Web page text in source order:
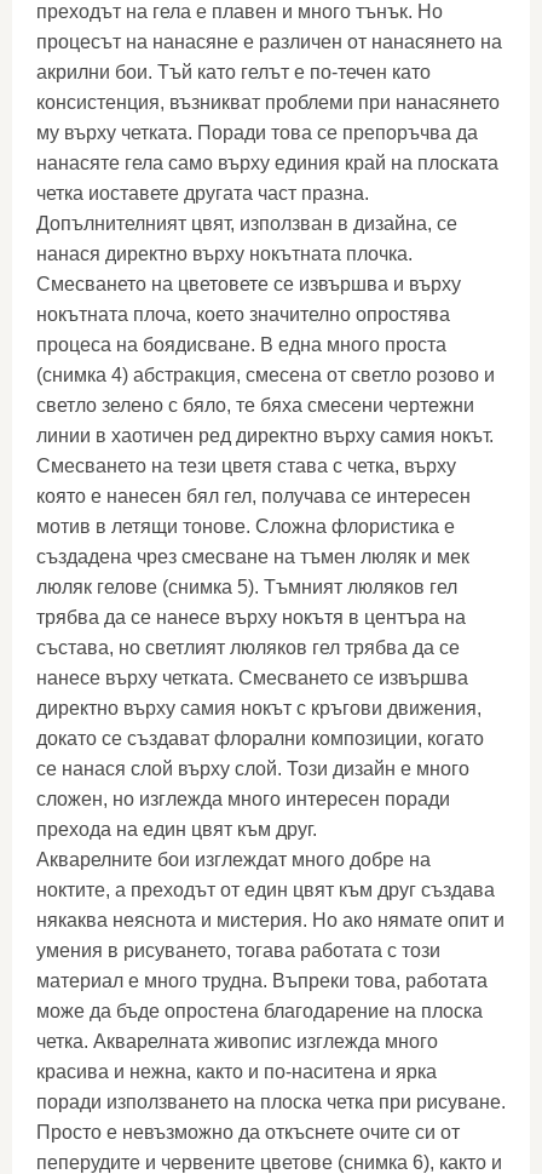
преходът на гела е плавен и много тънък. Но
процесът на нанасяне е различен от нанасянето на
акрилни бои. Тъй като гелът е по-течен като
консистенция, възникват проблеми при нанасянето
му върху четката. Поради това се препоръчва да
нанасяте гела само върху единия край на плоската
четка иоставете другата част празна.
Допълнителният цвят, използван в дизайна, се
нанася директно върху нокътната плочка.
Смесването на цветовете се извършва и върху
нокътната плоча, което значително опростява
процеса на боядисване. В една много проста
(снимка 4) абстракция, смесена от светло розово и
светло зелено с бяло, те бяха смесени чертежни
линии в хаотичен ред директно върху самия нокът.
Смесването на тези цветя става с четка, върху
която е нанесен бял гел, получава се интересен
мотив в летящи тонове. Сложна флористика е
създадена чрез смесване на тъмен люляк и мек
люляк гелове (снимка 5). Тъмният люляков гел
трябва да се нанесе върху нокътя в центъра на
състава, но светлият люляков гел трябва да се
нанесе върху четката. Смесването се извършва
директно върху самия нокът с кръгови движения,
докато се създават флорални композиции, когато
се нанася слой върху слой. Този дизайн е много
сложен, но изглежда много интересен поради
прехода на един цвят към друг.
Акварелните бои изглеждат много добре на
ноктите, а преходът от един цвят към друг създава
някаква неяснота и мистерия. Но ако нямате опит и
умения в рисуването, тогава работата с този
материал е много трудна. Въпреки това, работата
може да бъде опростена благодарение на плоска
четка. Акварелната живопис изглежда много
красива и нежна, както и по-наситена и ярка
поради използването на плоска четка при рисуване.
Просто е невъзможно да откъснете очите си от
пеперудите и червените цветове (снимка 6), както и